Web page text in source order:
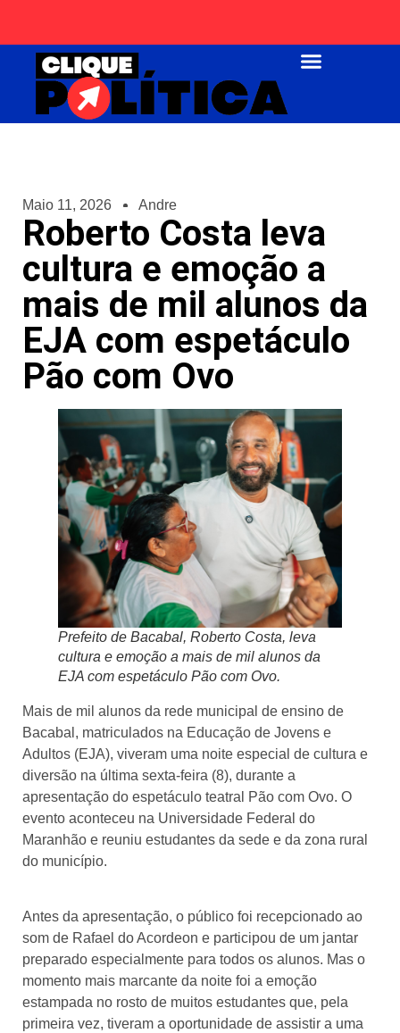
Maio 11, 2026 Andre
Roberto Costa leva
cultura e emoção a
mais de mil alunos da
EJA com espetáculo
Pão com Ovo
Prefeito de Bacabal, Roberto Costa, leva
cultura e emoção a mais de mil alunos da
EJA com espetáculo Pão com Ovo.
Mais de mil alunos da rede municipal de ensino de
Bacabal, matriculados na Educação de Jovens e
Adultos (EJA), viveram uma noite especial de cultura e
diversão na última sexta-feira (8), durante a
apresentação do espetáculo teatral Pão com Ovo. O
evento aconteceu na Universidade Federal do
Maranhão e reuniu estudantes da sede e da zona rural
do município.
Antes da apresentação, o público foi recepcionado ao
som de Rafael do Acordeon e participou de um jantar
preparado especialmente para todos os alunos. Mas o
momento mais marcante da noite foi a emoção
estampada no rosto de muitos estudantes que, pela
primeira vez, tiveram a oportunidade de assistir a uma